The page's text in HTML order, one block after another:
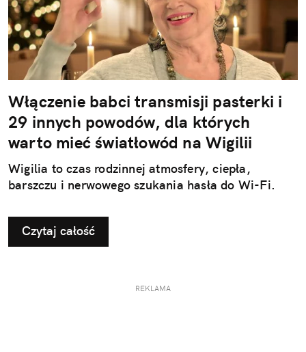
Włączenie babci transmisji pasterki i
29 innych powodów, dla których
warto mieć światłowód na Wigilii
Wigilia to czas rodzinnej atmosfery, ciepła,
barszczu i nerwowego szukania hasła do Wi-Fi.
Czytaj całość
REKLAMA